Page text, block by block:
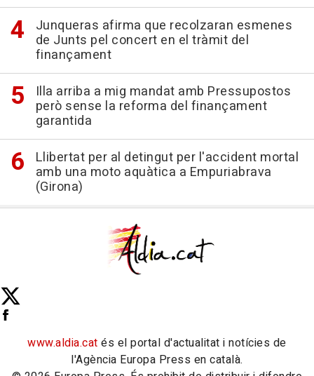
Junqueras afirma que recolzaran esmenes
de Junts pel concert en el tràmit del
finançament
Illa arriba a mig mandat amb Pressupostos
però sense la reforma del finançament
garantida
Llibertat per al detingut per l'accident mortal
amb una moto aquàtica a Empuriabrava
(Girona)
www.aldia.cat és el portal d'actualitat i notícies de
l'Agència Europa Press en català.